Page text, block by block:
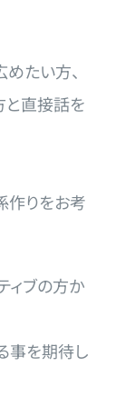
たい方、
と直接話を
作りをお考
ィブの方か
事を期待し